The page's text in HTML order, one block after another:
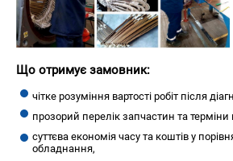
Що отримує замовник:
чітке розуміння вартості робіт після
прозорий перелік запчастин та
суттєва економія часу та коштів у
обладнання,